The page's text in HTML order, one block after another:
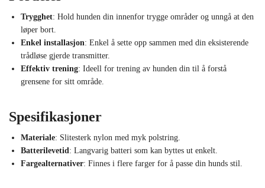
Trygghet: Hold hunden din innenfor trygge områder og unngå at den
løper bort.
Enkel installasjon: Enkel å sette opp sammen med din eksisterende
trådløse gjerde transmitter.
Effektiv trening: Ideell for trening av hunden din til å forstå
grensene for sitt område.
Spesifikasjoner
Materiale: Slitesterk nylon med myk polstring.
Batterilevetid: Langvarig batteri som kan byttes ut enkelt.
Fargealternativer: Finnes i flere farger for å passe din hunds stil.